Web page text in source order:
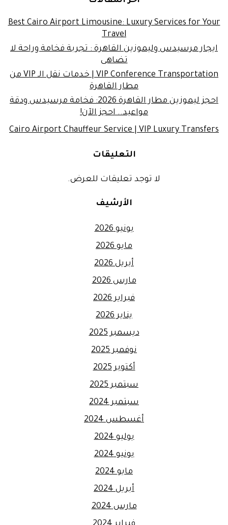
Best Cairo Airport Limousine: Luxury Services for Your
Travel
ايجار مرسيدس وليموزين القاهرة : تجربة فخامة وراحة لا
تضاهى
VIP Conference Transportation | خدمات نقل الـ VIP من
مطار القاهرة
احجز ليموزين مطار القاهرة 2026: فخامة مرسيدس ودقة
مواعيد.. احجز الآن!
Cairo Airport Chauffeur Service | VIP Luxury Transfers
التعليقات
لا توجد تعليقات للعرض.
الأرشيف
يونيو 2026
مايو 2026
أبريل 2026
مارس 2026
فبراير 2026
يناير 2026
ديسمبر 2025
نوفمبر 2025
أكتوبر 2025
سبتمبر 2025
سبتمبر 2024
أغسطس 2024
يوليو 2024
يونيو 2024
مايو 2024
أبريل 2024
مارس 2024